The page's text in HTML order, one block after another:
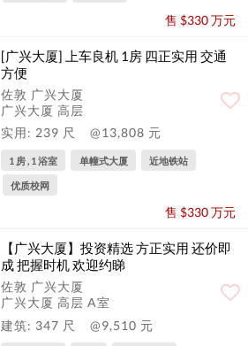
售 $330 万元
[广兴大厦] 上车良机 1房 四正实用 交通
方便
佐敦 广兴大厦
广兴大厦 高层
实用: 239 尺
@13,808 元
1 房 , 1 浴室 单幢式大厦 近地铁站
优质校网
售 $330 万元
【广兴大厦】投资精选 方正实用 还价即
成 把握时机 欢迎约睇
佐敦 广兴大厦
广兴大厦 高层 A室
建筑: 347 尺
@9,510 元